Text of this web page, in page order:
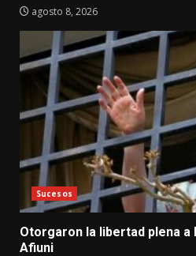
agosto 8, 2026
Sucesos
Otorgaron la libertad plena a
Afiuni